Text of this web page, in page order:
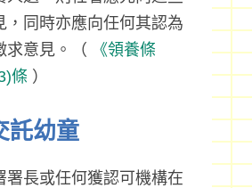
，同時亦應向任何其認為
求意見。（
《領養條
條 ）
託幼童
署長或任何獲認可機構在